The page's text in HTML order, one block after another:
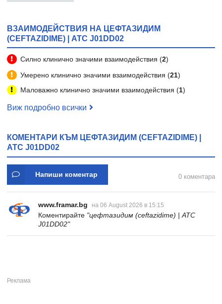
ВЗАИМОДЕЙСТВИЯ НА ЦЕФТАЗИДИМ
(CEFTAZIDIME) | ATC J01DD02
Силно клинично значими взаимодействия (2)
Умерено клинично значими взаимодействия (21)
Маловажно клинично значими взаимодействия (1)
Виж подробно всички
КОМЕНТАРИ КЪМ ЦЕФТАЗИДИМ (CEFTAZIDIME) |
ATC J01DD02
Напиши коментар 0 коментара
www.framar.bg на 06 August 2026 в 15:15
Коментирайте "цефтазидим (ceftazidime) | ATC
J01DD02"